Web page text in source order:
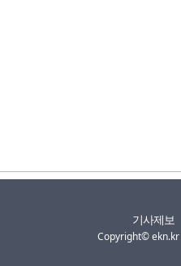
기사제보
Copyright©